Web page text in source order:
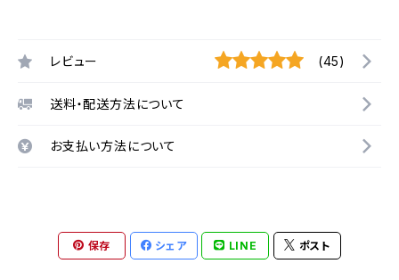
レビュー (45)
送料・配送方法について
お支払い方法について
保存 シェア LINE ポスト